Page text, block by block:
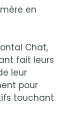
en
Chat,
fait leurs
leur
pour
touchant